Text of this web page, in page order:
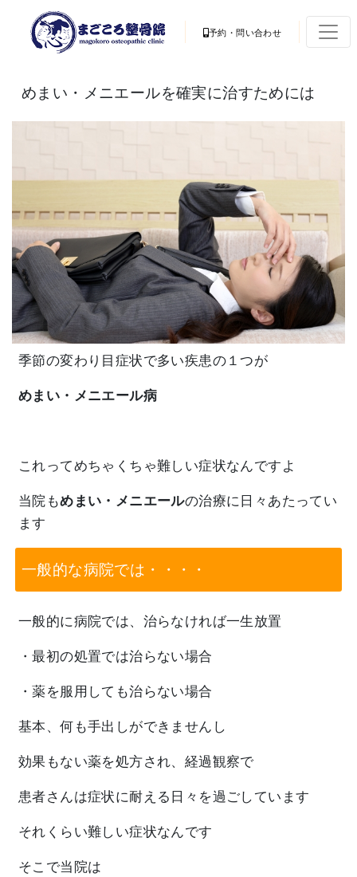
予約・問い合わせ
めまい・メニエールを確実に治すためには
季節の変わり目症状で多い疾患の１つが
めまい・メニエール病
これってめちゃくちゃ難しい症状なんですよ
当院もめまい・メニエールの治療に日々あたってい
ます
一般的な病院では・・・・
一般的に病院では、治らなければ一生放置
・最初の処置では治らない場合
・薬を服用しても治らない場合
基本、何も手出しができませんし
効果もない薬を処方され、経過観察で
患者さんは症状に耐える日々を過ごしています
それくらい難しい症状なんです
そこで当院は